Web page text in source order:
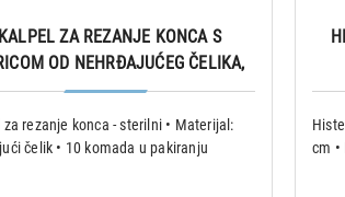
ZA REZANJE KONCA S
OD NEHRĐAJUĆEG ČELIKA,
10 kom.
za rezanje konca - sterilni • Materijal:
čelik • 10 komada u pakiranju
cm